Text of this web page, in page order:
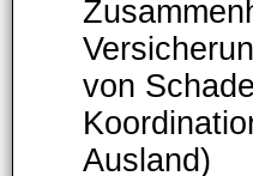
von
Ausland)